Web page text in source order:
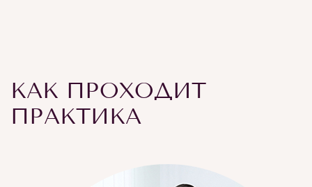
КАК ПРОХОДИТ
ПРАКТИКА